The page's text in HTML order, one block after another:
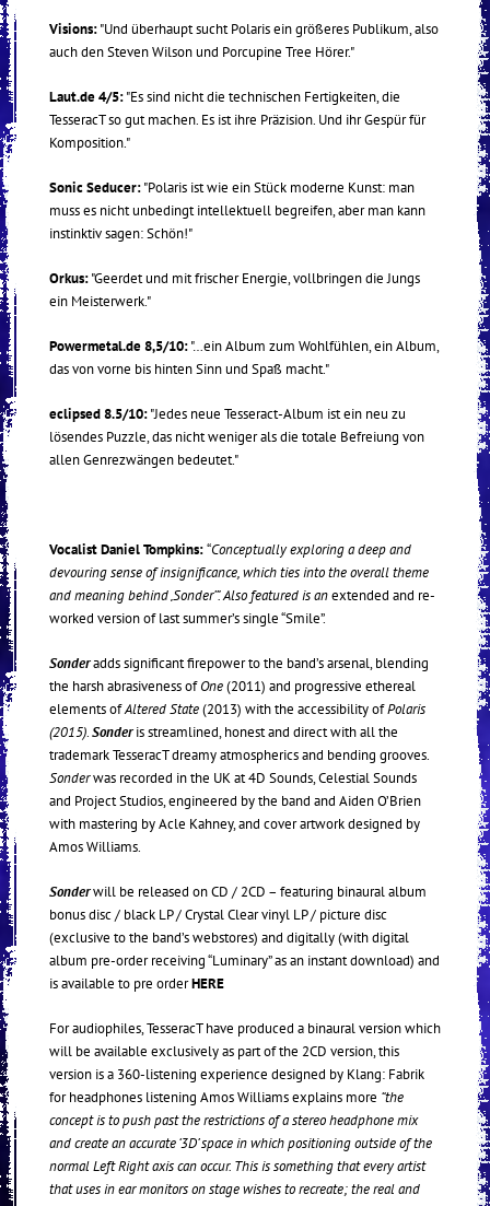
Visions:"Und überhaupt sucht Polaris ein größeres Publikum, also
auch den Steven Wilson und Porcupine Tree Hörer."
Laut.de 4/5:"Es sind nicht die technischen Fertigkeiten, die
TesseracT so gut machen. Es ist ihre Präzision. Und ihr Gespür für
Komposition."
Sonic Seducer:"Polaris ist wie ein Stück moderne Kunst: man
muss es nicht unbedingt intellektuell begreifen, aber man kann
instinktiv sagen: Schön!"
Orkus:"Geerdet und mit frischer Energie, vollbringen die Jungs
ein Meisterwerk."
Powermetal.de 8,5/10:"…ein Album zum Wohlfühlen, ein Album,
das von vorne bis hinten Sinn und Spaß macht."
eclipsed 8.5/10:"Jedes neue Tesseract-Album ist ein neu zu
lösendes Puzzle, das nicht weniger als die totale Befreiung von
allen Genrezwängen bedeutet."
Vocalist Daniel Tompkins:“Conceptually exploring a deep and
devouring sense of insignificance, which ties into the overall theme
and meaning behind ‚Sonder’”. Also featured is anextended and re-
worked version of last summer’s single “Smile”.
Sonderadds significant firepower to the band’s arsenal, blending
the harsh abrasiveness ofOne(2011) and progressive ethereal
elements ofAltered State(2013) with the accessibility ofPolaris
(2015).Sonderis streamlined, honest and direct with all the
trademark TesseracT dreamy atmospherics and bending grooves.
Sonderwas recorded in the UK at 4D Sounds, Celestial Sounds
and Project Studios, engineered by the band and Aiden O’Brien
with mastering by Acle Kahney, and cover artwork designed by
Amos Williams.
Sonderwill be released on CD / 2CD – featuring binaural album
bonus disc / black LP / Crystal Clear vinyl LP / picture disc
(exclusive to the band’s webstores) and digitally (with digital
album pre-order receiving “Luminary” as an instant download) and
is available to pre orderHERE
For audiophiles, TesseracT have produced a binaural version which
will be available exclusively as part of the 2CD version, this
version is a 360-listening experience designed by Klang: Fabrik
for headphones listening Amos Williams explains more “the
concept is to push past the restrictions of a stereo headphone mix
and create an accurate ‘3D’ space in which positioning outside of the
normal Left Right axis can occur. This is something that every artist
that uses in ear monitors on stage wishes to recreate; the real and